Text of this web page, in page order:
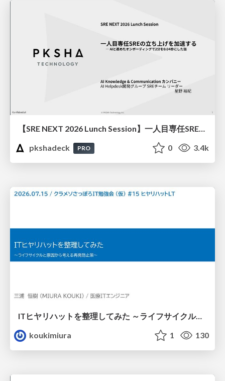
【SRE NEXT 2026 Lunch Session】一人目専任SREの立ち上げを加速する ― AIと進めたオンボーディングで2分を0.04秒にした話
pkshadeck
PRO 0 3.4k
ITヒヤリハットを整理してみた ～ライフサイクルと原因から考える再発防止策～
koukimiura
1 130